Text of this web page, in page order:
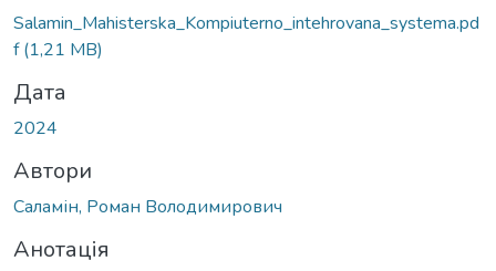
Salamin_Mahisterska_Kompiuterno_intehrovana_systema.pd
f(1,21 MB)
Дата
2024
Автори
Саламін, Роман Володимирович
Анотація